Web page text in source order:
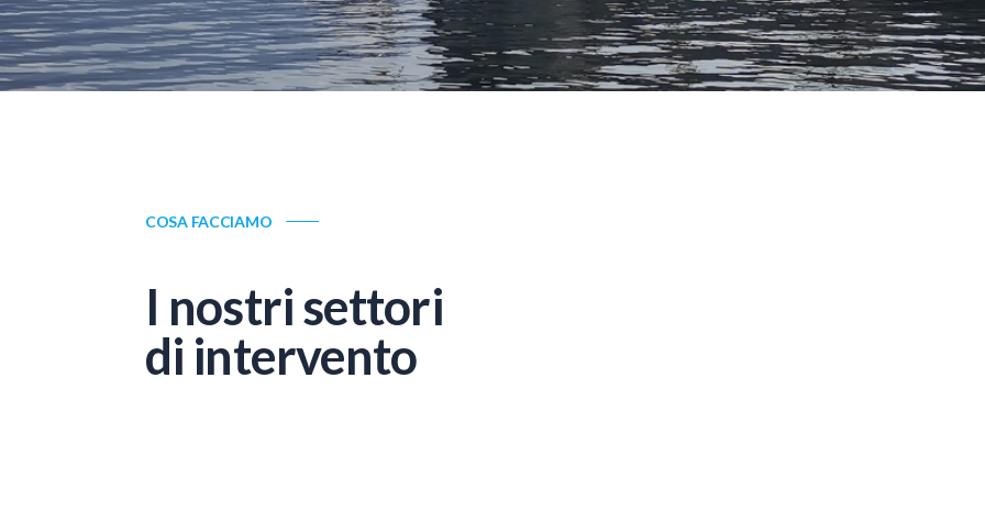
COSA FACCIAMO
I nostri settori
di intervento